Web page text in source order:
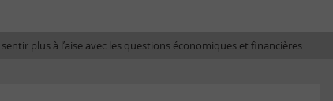
site
plus à l’aise avec les questions économiques et financières.